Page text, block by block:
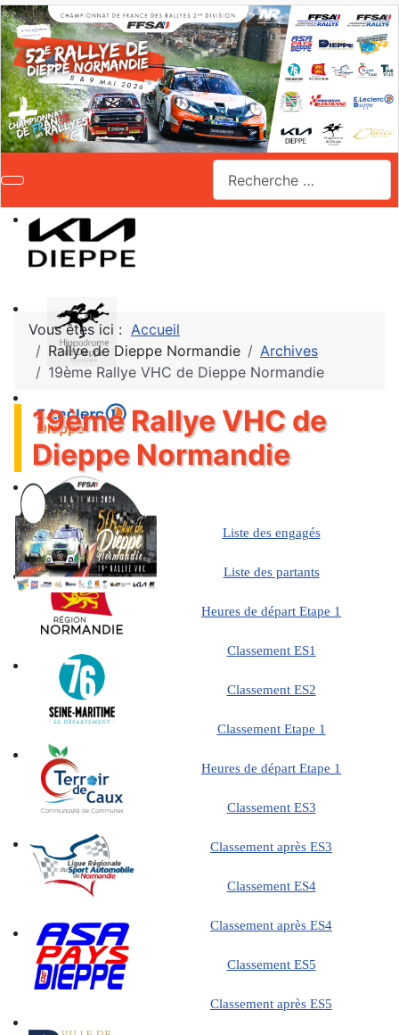
Vous êtes ici : Accueil
Rallye de Dieppe Normandie
Archives
19ème Rallye VHC de Dieppe Normandie
19ème Rallye VHC de
Dieppe Normandie
Liste des engagés
Liste des partants
Heures de départ Etape 1
Classement ES1
Classement ES2
Classement Etape 1
Heures de départ Etape 1
Classement ES3
Classement après ES3
Classement ES4
Classement après ES4
Classement ES5
Classement après ES5